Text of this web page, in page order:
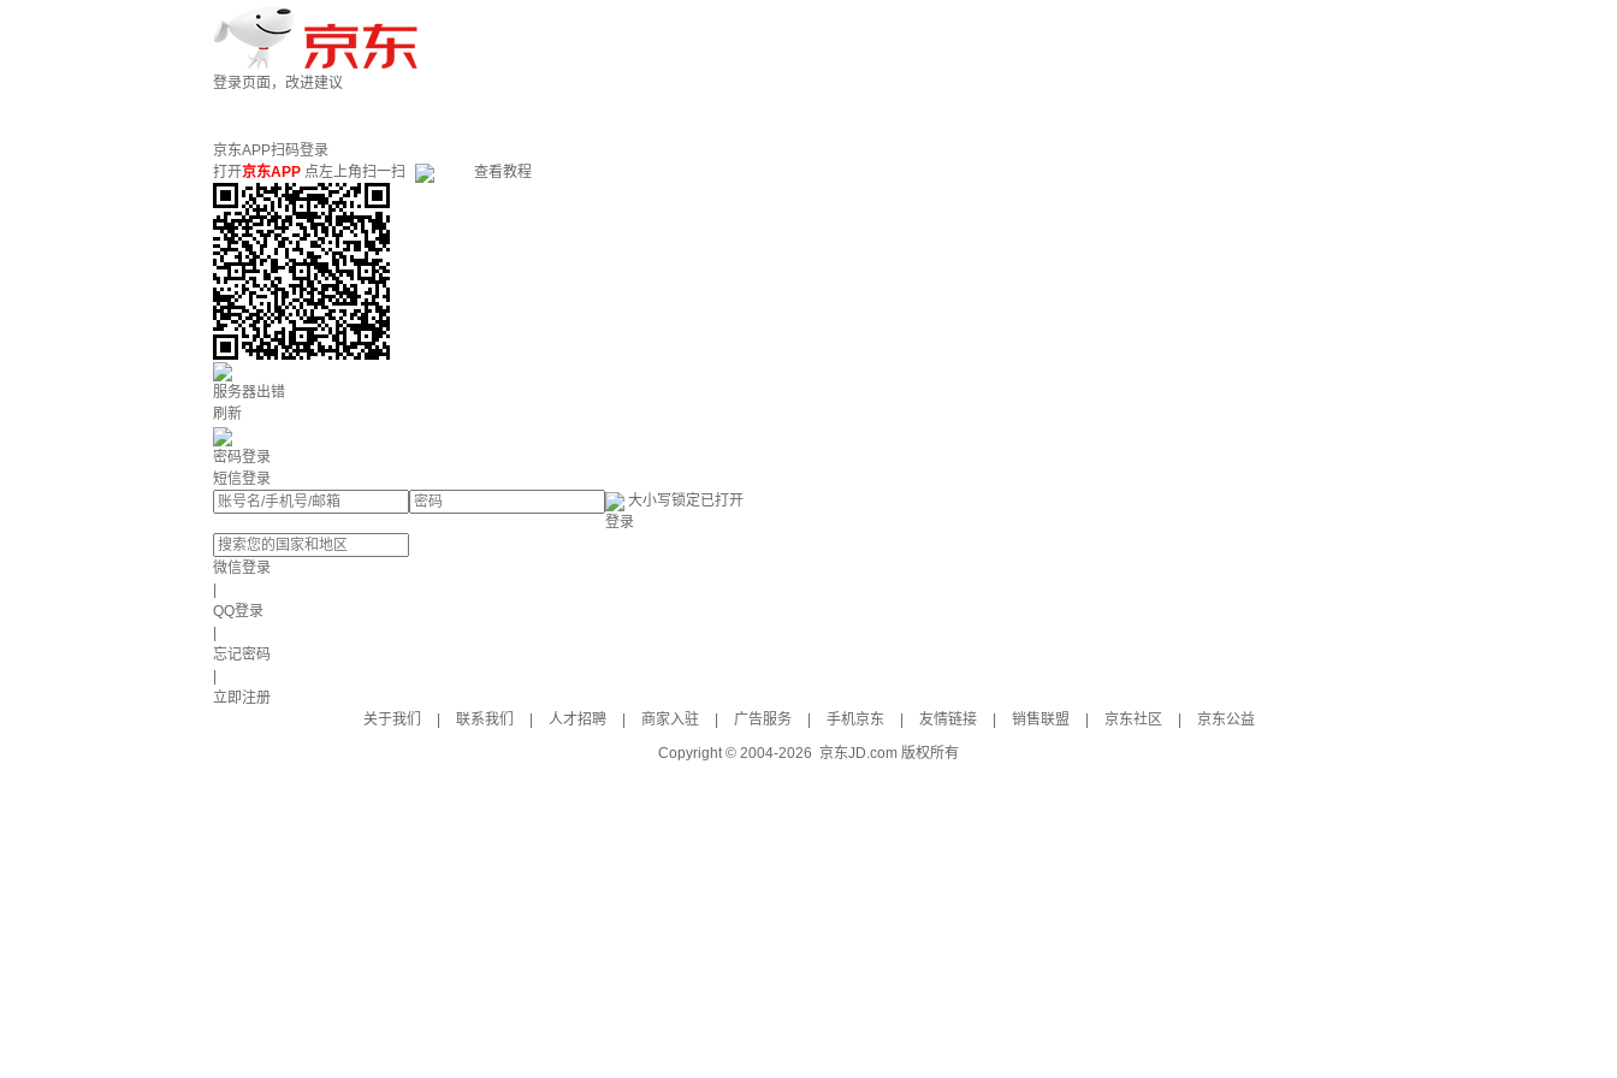
登录页面，改进建议
京东APP扫码登录
打开京东APP 点左上角扫一扫 查看教程
服务器出错
刷新
密码登录
短信登录
大小写锁定已打开
登录
微信登录
QQ登录
忘记密码
立即注册
关于我们
联系我们 人才招聘 商家入驻 广告服务 手机京东 友情链接 销售联盟 京东社区
京东公益
Copyright © 2004-2026 京东JD.com 版权所有